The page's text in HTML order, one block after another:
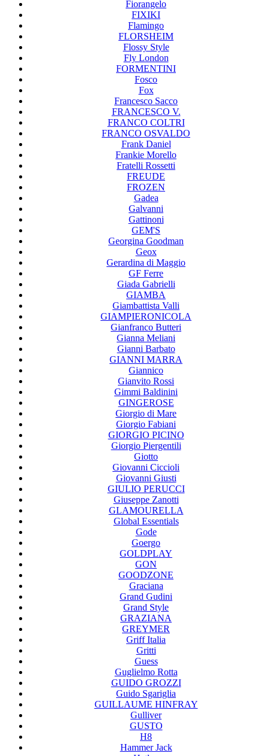
Fiorangelo
FIXIKI
Flamingo
FLORSHEIM
Flossy Style
Fly London
FORMENTINI
Fosco
Fox
Francesco Sacco
FRANCESCO V.
FRANCO COLTRI
FRANCO OSVALDO
Frank Daniel
Frankie Morello
Fratelli Rossetti
FREUDE
FROZEN
Gadea
Galvanni
Gattinoni
GEM'S
Georgina Goodman
Geox
Gerardina di Maggio
GF Ferre
Giada Gabrielli
GIAMBA
Giambattista Valli
GIAMPIERONICOLA
Gianfranco Butteri
Gianna Meliani
Gianni Barbato
GIANNI MARRA
Giannico
Gianvito Rossi
Gimmi Baldinini
GINGEROSE
Giorgio di Mare
Giorgio Fabiani
GIORGIO PICINO
Giorgio Piergentili
Giotto
Giovanni Ciccioli
Giovanni Giusti
GIULIO PERUCCI
Giuseppe Zanotti
GLAMOURELLA
Global Essentials
Gode
Goergo
GOLDPLAY
GON
GOODZONE
Graciana
Grand Gudini
Grand Style
GRAZIANA
GREYMER
Griff Italia
Gritti
Guess
Guglielmo Rotta
GUIDO GROZZI
Guido Sgariglia
GUILLAUME HINFRAY
Gulliver
GUSTO
H8
Hammer Jack